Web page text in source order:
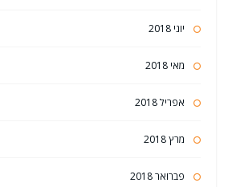
יוני 2018
מאי 2018
אפריל 2018
מרץ 2018
פברואר 2018